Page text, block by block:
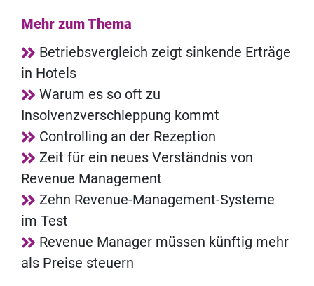
Mehr zum Thema
Betriebsvergleich zeigt sinkende Erträge
in Hotels
Warum es so oft zu
Insolvenzverschleppung kommt
Controlling an der Rezeption
Zeit für ein neues Verständnis von
Revenue Management
Zehn Revenue-Management-Systeme
im Test
Revenue Manager müssen künftig mehr
als Preise steuern